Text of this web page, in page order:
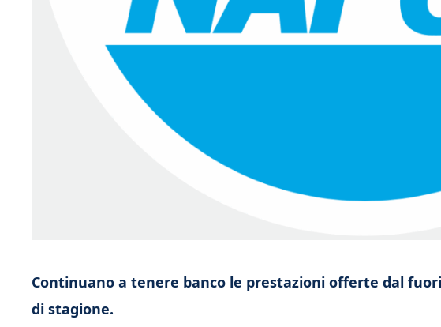
Continuano a tenere banco le prestazioni offerte dal
di stagione.